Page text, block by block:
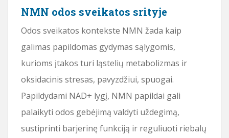
NMN odos sveikatos srityje
Odos sveikatos kontekste NMN žada kaip
galimas papildomas gydymas sąlygomis,
kurioms įtakos turi ląstelių metabolizmas ir
oksidacinis stresas, pavyzdžiui, spuogai.
Papildydami NAD+ lygį, NMN papildai gali
palaikyti odos gebėjimą valdyti uždegimą,
sustiprinti barjerinę funkciją ir reguliuoti riebalų